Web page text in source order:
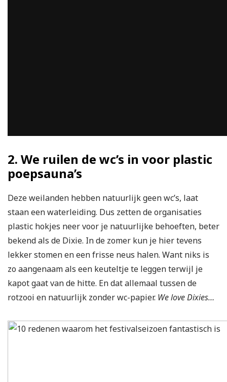
2. We ruilen de wc’s in voor plastic
poepsauna’s
Deze weilanden hebben natuurlijk geen wc’s, laat
staan een waterleiding. Dus zetten de organisaties
plastic hokjes neer voor je natuurlijke behoeften, beter
bekend als de Dixie. In de zomer kun je hier tevens
lekker stomen en een frisse neus halen. Want niks is
zo aangenaam als een keuteltje te leggen terwijl je
kapot gaat van de hitte. En dat allemaal tussen de
rotzooi en natuurlijk zonder wc-papier. We love Dixies…